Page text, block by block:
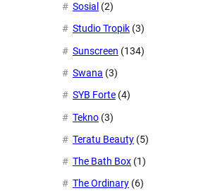
Sosial (2)
Studio Tropik (3)
Sunscreen (134)
Swana (3)
SYB Forte (4)
Tekno (3)
Teratu Beauty (5)
The Bath Box (1)
The Ordinary (6)